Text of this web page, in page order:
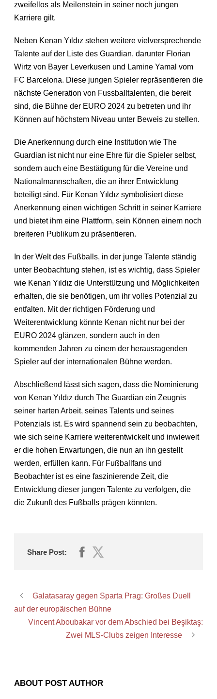
zweifellos als Meilenstein in seiner noch jungen
Karriere gilt.
Neben Kenan Yıldız stehen weitere vielversprechende
Talente auf der Liste des Guardian, darunter Florian
Wirtz von Bayer Leverkusen und Lamine Yamal vom
FC Barcelona. Diese jungen Spieler repräsentieren die
nächste Generation von Fussballtalenten, die bereit
sind, die Bühne der EURO 2024 zu betreten und ihr
Können auf höchstem Niveau unter Beweis zu stellen.
Die Anerkennung durch eine Institution wie The
Guardian ist nicht nur eine Ehre für die Spieler selbst,
sondern auch eine Bestätigung für die Vereine und
Nationalmannschaften, die an ihrer Entwicklung
beteiligt sind. Für Kenan Yıldız symbolisiert diese
Anerkennung einen wichtigen Schritt in seiner Karriere
und bietet ihm eine Plattform, sein Können einem noch
breiteren Publikum zu präsentieren.
In der Welt des Fußballs, in der junge Talente ständig
unter Beobachtung stehen, ist es wichtig, dass Spieler
wie Kenan Yıldız die Unterstützung und Möglichkeiten
erhalten, die sie benötigen, um ihr volles Potenzial zu
entfalten. Mit der richtigen Förderung und
Weiterentwicklung könnte Kenan nicht nur bei der
EURO 2024 glänzen, sondern auch in den
kommenden Jahren zu einem der herausragenden
Spieler auf der internationalen Bühne werden.
Abschließend lässt sich sagen, dass die Nominierung
von Kenan Yıldız durch The Guardian ein Zeugnis
seiner harten Arbeit, seines Talents und seines
Potenzials ist. Es wird spannend sein zu beobachten,
wie sich seine Karriere weiterentwickelt und inwieweit
er die hohen Erwartungen, die nun an ihn gestellt
werden, erfüllen kann. Für Fußballfans und
Beobachter ist es eine faszinierende Zeit, die
Entwicklung dieser jungen Talente zu verfolgen, die
die Zukunft des Fußballs prägen könnten.
Share Post:
Galatasaray gegen Sparta Prag: Großes Duell
auf der europäischen Bühne
Vincent Aboubakar vor dem Abschied bei Beşiktaş:
Zwei MLS-Clubs zeigen Interesse
ABOUT POST AUTHOR